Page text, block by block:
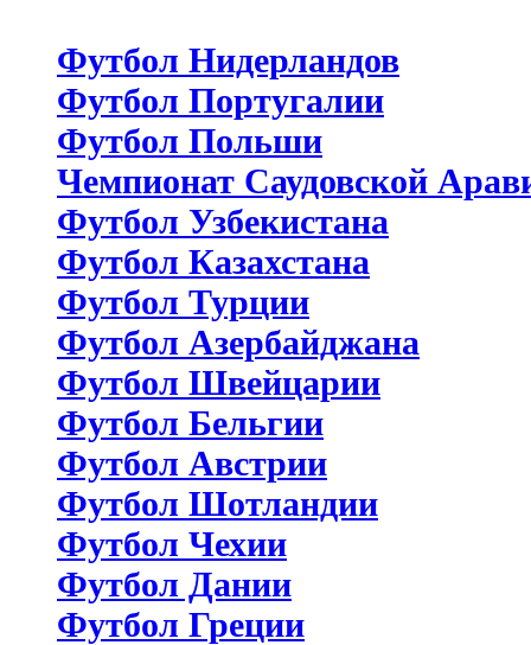
Футбол Нидерландов
Футбол Португалии
Футбол Польши
Чемпионат Саудовской
Футбол Узбекистана
Футбол Казахстана
Футбол Турции
Футбол Азербайджана
Футбол Швейцарии
Футбол Бельгии
Футбол Австрии
Футбол Шотландии
Футбол Чехии
Футбол Дании
Футбол Греции